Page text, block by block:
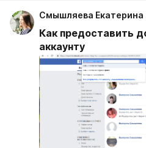
Смышляева Екатерина
Как предоставить
аккаунту